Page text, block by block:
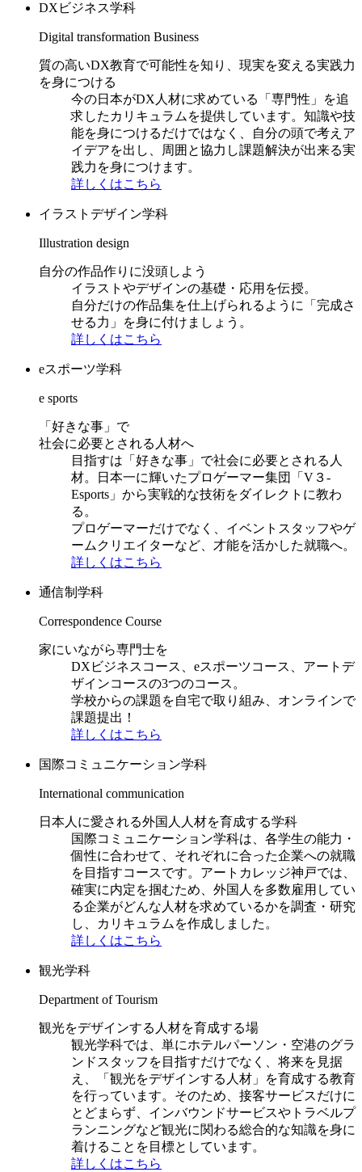
DXビジネス学科
Digital transformation Business
質の高いDX教育で可能性を知り、現実を変える実践力
を身につける
今の日本がDX人材に求めている「専門性」を追
求したカリキュラムを提供しています。知識や技
能を身につけるだけではなく、自分の頭で考えア
イデアを出し、周囲と協力し課題解決が出来る実
践力を身につけます。
詳しくはこちら
イラストデザイン学科
Illustration design
自分の作品作りに没頭しよう
イラストやデザインの基礎・応用を伝授。
自分だけの作品集を仕上げられるように「完成さ
せる力」を身に付けましょう。
詳しくはこちら
eスポーツ学科
e sports
「好きな事」で
社会に必要とされる人材へ
目指すは「好きな事」で社会に必要とされる人
材。日本一に輝いたプロゲーマー集団「V３-
Esports」から実戦的な技術をダイレクトに教わ
る。
プロゲーマーだけでなく、イベントスタッフやゲ
ームクリエイターなど、才能を活かした就職へ。
詳しくはこちら
通信制学科
Correspondence Course
家にいながら専門士を
DXビジネスコース、eスポーツコース、アートデ
ザインコースの3つのコース。
学校からの課題を自宅で取り組み、オンラインで
課題提出！
詳しくはこちら
国際コミュニケーション学科
International communication
日本人に愛される外国人人材を育成する学科
国際コミュニケーション学科は、各学生の能力・
個性に合わせて、それぞれに合った企業への就職
を目指すコースです。アートカレッジ神戸では、
確実に内定を掴むため、外国人を多数雇用してい
る企業がどんな人材を求めているかを調査・研究
し、カリキュラムを作成しました。
詳しくはこちら
観光学科
Department of Tourism
観光をデザインする人材を育成する場
観光学科では、単にホテルパーソン・空港のグラ
ンドスタッフを目指すだけでなく、将来を見据
え、「観光をデザインする人材」を育成する教育
を行っています。そのため、接客サービスだけに
とどまらず、インバウンドサービスやトラベルプ
ランニングなど観光に関わる総合的な知識を身に
着けることを目標としています。
詳しくはこちら